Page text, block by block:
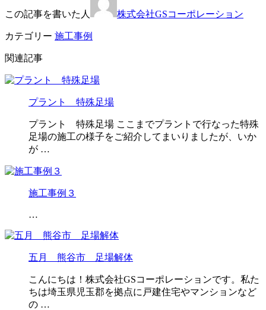
この記事を書いた人 株式会社GSコーポレーション
カテゴリー 施工事例
関連記事
プラント 特殊足場
プラント 特殊足場 ここまでプラントで行なった特殊
足場の施工の様子をご紹介してまいりましたが、いか
が …
施工事例３
…
五月 熊谷市 足場解体
こんにちは！株式会社GSコーポレーションです。私た
ちは埼玉県児玉郡を拠点に戸建住宅やマンションなど
の …